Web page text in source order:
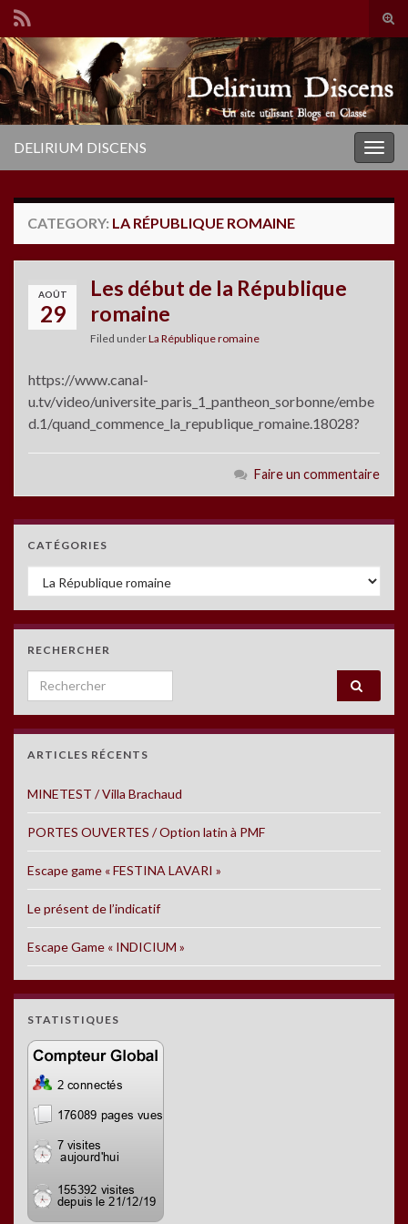
Search for:
DELIRIUM DISCENS
CATEGORY: LA RÉPUBLIQUE ROMAINE
AOÛT
29
Les début de la République
romaine
Filed underLa République romaine
https://www.canal-
u.tv/video/universite_paris_1_pantheon_sorbonne/embe
d.1/quand_commence_la_republique_romaine.18028?
Faire un commentaire
CATÉGORIES
Catégories
RECHERCHER
Search for:
ARTICLES RÉCENTS
MINETEST / Villa Brachaud
PORTES OUVERTES / Option latin à PMF
Escape game « FESTINA LAVARI »
Le présent de l’indicatif
Escape Game « INDICIUM »
STATISTIQUES